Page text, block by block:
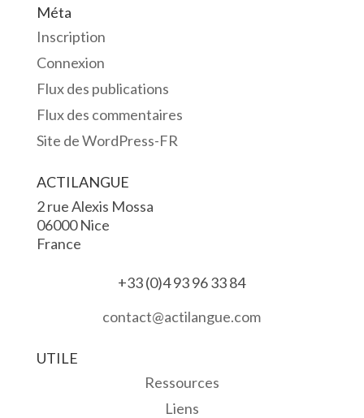
Méta
Inscription
Connexion
Flux des publications
Flux des commentaires
Site de WordPress-FR
ACTILANGUE
2 rue Alexis Mossa
06000 Nice
France
+33 (0)4 93 96 33 84
contact@actilangue.com
UTILE
Ressources
Liens